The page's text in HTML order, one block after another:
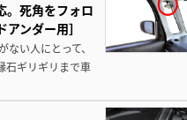
。死角をフォロ
ンダー用］
い人にとって、
石ギリギリまで車